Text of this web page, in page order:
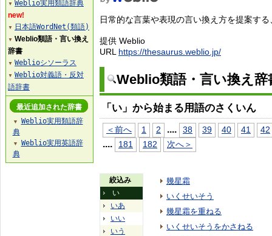
日常的な言葉や表現の言い換え方を提案す
提供 Weblio
URL https://thesaurus.weblio.jp/
Weblio類語・言い換え
「い」から始まる用語のさくいん
＜前へ 1 2 .... 38 39 40 41 42
.... 181 182 次へ＞
絞込み
い
いあ
いい
いう
幾星霜
いくせいそう
幾星霜を重ねる
いくせいそうをかさねる
▼ Weblio実用類語辞典
new!
▼ 日本語WordNet(類語)
▼ Weblio類語・言い換え
辞書
▼ Weblioシソーラス
▼ Weblio対義語・反対
語辞書
最近追加された辞書
▼
Weblio実用類語辞
典
▼
Weblio実用英語辞
典